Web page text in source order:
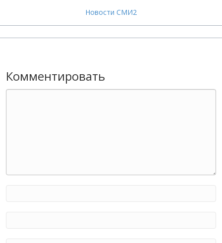
Новости СМИ2
Комментировать